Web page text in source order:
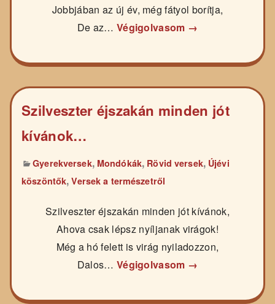
Jobbjában az új év, még fátyol borítja,
De az… Végigolvasom →
Szilveszter éjszakán minden jót
kívánok…
Gyerekversek, Mondókák, Rövid versek, Újévi
köszöntők,Versek a természetről
Szilveszter éjszakán minden jót kívánok,
Ahova csak lépsz nyíljanak virágok!
Még a hó felett is virág nyiladozzon,
Dalos… Végigolvasom →